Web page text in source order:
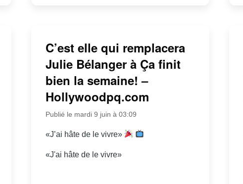
C’est elle qui remplacera
Julie Bélanger à Ça finit
bien la semaine! –
Hollywoodpq.com
Publié le mardi 9 juin à 03:09
«J’ai hâte de le vivre»
«J'ai hâte de le vivre»